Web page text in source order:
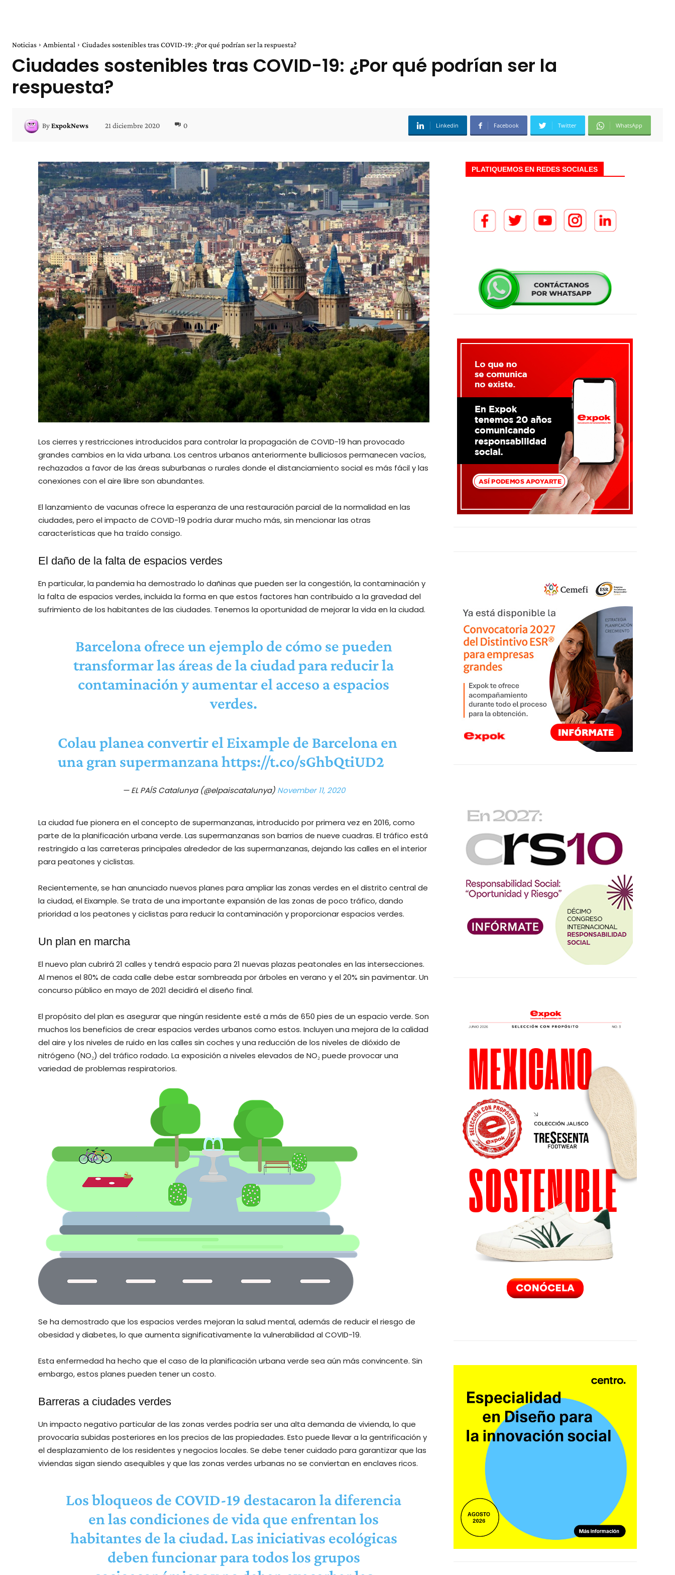
Noticias Ambiental Ciudades sostenibles tras COVID-19: ¿Por qué podrían ser la respuesta?
Ciudades sostenibles tras COVID-19: ¿Por qué podrían ser la
respuesta?
ByExpokNews 21 diciembre 2020 0 Linkedin Facebook Twitter WhatsApp
Los cierres y restricciones introducidos para controlar la propagación de COVID-19 han provocado
grandes cambios en la vida urbana. Los centros urbanos anteriormente bulliciosos permanecen vacíos,
rechazados a favor de las áreas suburbanas o rurales donde el distanciamiento social es más fácil y las
conexiones con el aire libre son abundantes.
El lanzamiento de vacunas ofrece la esperanza de una restauración parcial de la normalidad en las
ciudades, pero el impacto de COVID-19 podría durar mucho más, sin mencionar las otras
características que ha traído consigo.
El daño de la falta de espacios verdes
En particular, la pandemia ha demostrado lo dañinas que pueden ser la congestión, la contaminación y
la falta de espacios verdes, incluida la forma en que estos factores han contribuido a la gravedad del
sufrimiento de los habitantes de las ciudades. Tenemos la oportunidad de mejorar la vida en la ciudad.
Barcelona ofrece un ejemplo de cómo se pueden
transformar las áreas de la ciudad para reducir la
contaminación y aumentar el acceso a espacios
verdes.
Colau planea convertir el Eixample de Barcelona en
una gran supermanzanahttps://t.co/sGhbQtiUD2
— EL PAÍS Catalunya (@elpaiscatalunya) November 11, 2020
La ciudad fue pionera en el concepto de supermanzanas, introducido por primera vez en 2016, como
parte de la planificación urbana verde. Las supermanzanas son barrios de nueve cuadras. El tráfico está
restringido a las carreteras principales alrededor de las supermanzanas, dejando las calles en el interior
para peatones y ciclistas.
Recientemente, se han anunciado nuevos planes para ampliar las zonas verdes en el distrito central de
la ciudad, el Eixample. Se trata de una importante expansión de las zonas de poco tráfico, dando
prioridad a los peatones y ciclistas para reducir la contaminación y proporcionar espacios verdes.
Un plan en marcha
El nuevo plan cubrirá 21 calles y tendrá espacio para 21 nuevas plazas peatonales en las intersecciones.
Al menos el 80% de cada calle debe estar sombreada por árboles en verano y el 20% sin pavimentar. Un
concurso público en mayo de 2021 decidirá el diseño final.
El propósito del plan es asegurar que ningún residente esté a más de 650 pies de un espacio verde. Son
muchos los beneficios de crear espacios verdes urbanos como estos. Incluyen una mejora de la calidad
del aire y los niveles de ruido en las calles sin coches y una reducción de los niveles de dióxido de
nitrógeno (NO₂) del tráfico rodado. La exposición a niveles elevados de NO₂ puede provocar una
variedad de problemas respiratorios.
Se ha demostrado que los espacios verdes mejoran la salud mental, además de reducir el riesgo de
obesidad y diabetes, lo que aumenta significativamente la vulnerabilidad al COVID-19.
Esta enfermedad ha hecho que el caso de la planificación urbana verde sea aún más convincente. Sin
embargo, estos planes pueden tener un costo.
Barreras a ciudades verdes
Un impacto negativo particular de las zonas verdes podría ser una alta demanda de vivienda, lo que
provocaría subidas posteriores en los precios de las propiedades. Esto puede llevar a la gentrificación y
el desplazamiento de los residentes y negocios locales. Se debe tener cuidado para garantizar que las
viviendas sigan siendo asequibles y que las zonas verdes urbanas no se conviertan en enclaves ricos.
Los bloqueos de COVID-19 destacaron la diferencia
en las condiciones de vida que enfrentan los
habitantes de la ciudad. Las iniciativas ecológicas
deben funcionar para todos los grupos
PLATIQUEMOS EN REDES SOCIALES